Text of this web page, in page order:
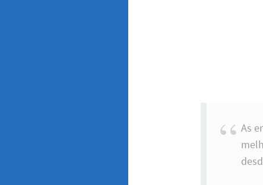
As